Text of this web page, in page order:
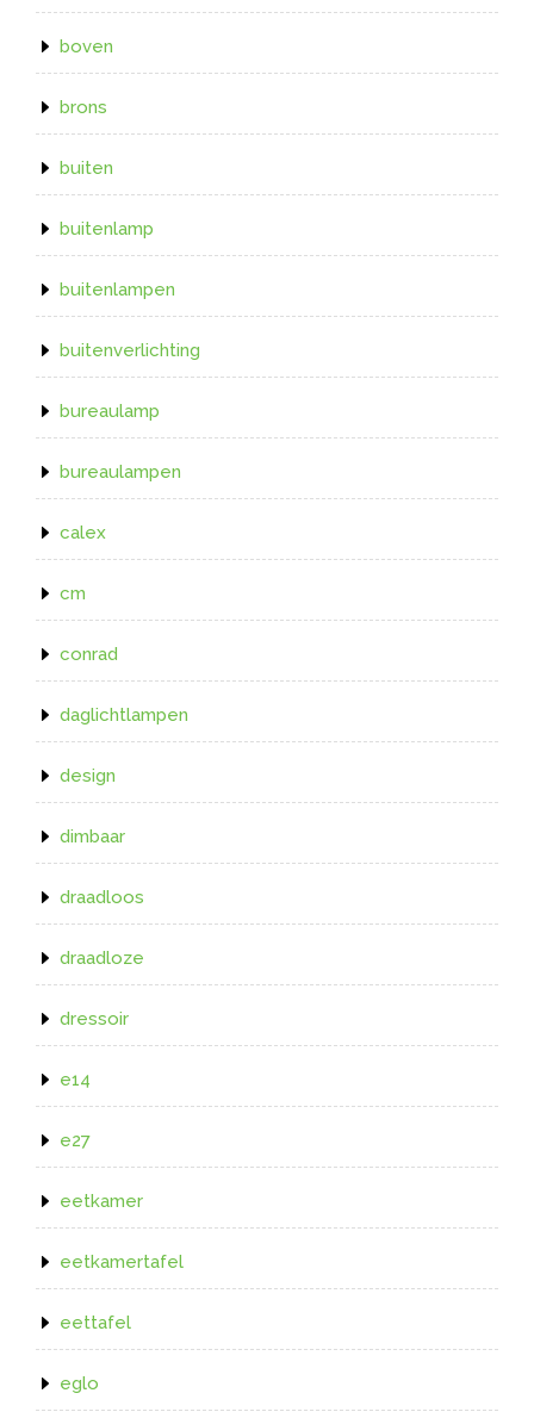
boven
brons
buiten
buitenlamp
buitenlampen
buitenverlichting
bureaulamp
bureaulampen
calex
cm
conrad
daglichtlampen
design
dimbaar
draadloos
draadloze
dressoir
e14
e27
eetkamer
eetkamertafel
eettafel
eglo